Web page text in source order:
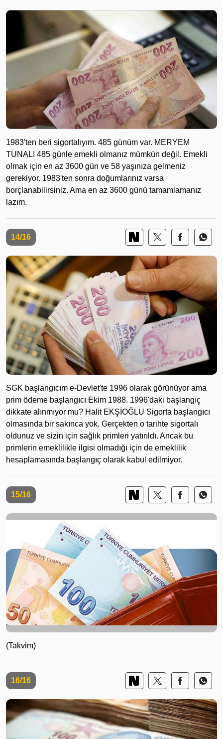
1983'ten beri sigortalıyım. 485 günüm var. MERYEM
TUNALI 485 günle emekli olmanız mümkün değil. Emekli
olmak için en az 3600 gün ve 58 yaşınıza gelmeniz
gerekiyor. 1983'ten sonra doğumlarınız varsa
borçlanabilirsiniz. Ama en az 3600 günü tamamlamanız
lazım.
14/16
SGK başlangıcım e-Devlet'te 1996 olarak görünüyor ama
prim ödeme başlangıcı Ekim 1988. 1996'daki başlangıç
dikkate alınmıyor mu? Halit EKŞİOĞLU Sigorta başlangıcı
olmasında bir sakınca yok. Gerçekten o tarihte sigortalı
oldunuz ve sizin için sağlık primleri yatırıldı. Ancak bu
primlerin emeklilikle ilgisi olmadığı için de emeklilik
hesaplamasında başlangıç olarak kabul edilmiyor.
15/16
(Takvim)
16/16